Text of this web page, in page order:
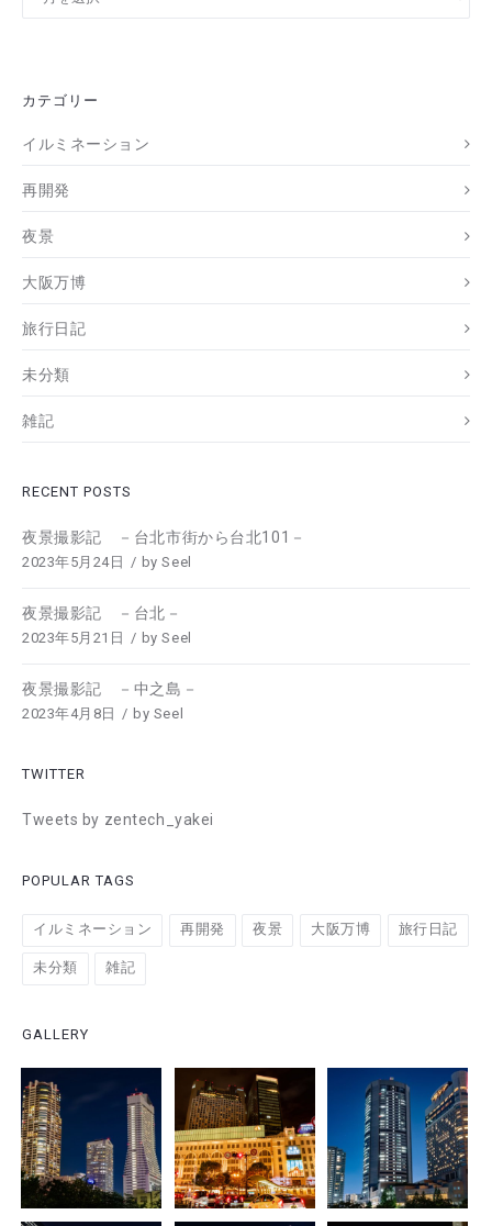
カテゴリー
イルミネーション
再開発
夜景
大阪万博
旅行日記
未分類
雑記
RECENT POSTS
夜景撮影記 －台北市街から台北101－
2023年5月24日 bySeel
夜景撮影記 －台北－
2023年5月21日 bySeel
夜景撮影記 －中之島－
2023年4月8日 by Seel
TWITTER
Tweets by zentech_yakei
POPULAR TAGS
イルミネーション 再開発 夜景 大阪万博 旅行日記
未分類 雑記
GALLERY